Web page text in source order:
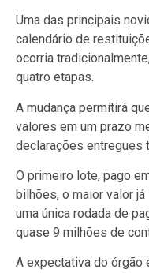
Uma das principais
calendário de
ocorria
quatro etapas.
A mudança permitirá
valores em um prazo
declarações entregues
O primeiro lote, pago
bilhões, o maior valor
uma única rodada de
quase 9 milhões de
A expectativa do órgão